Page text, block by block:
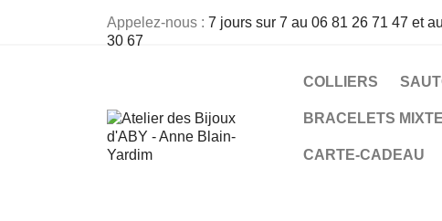
Appelez-nous : 7 jours sur 7 au 06 81 26 71 47 et
30 67
COLLIERS
BRACELETS
CARTE-CADEAU